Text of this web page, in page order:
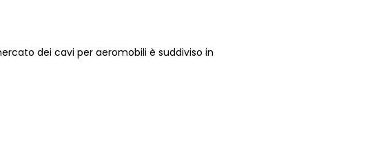
dei cavi per aeromobili è suddiviso in